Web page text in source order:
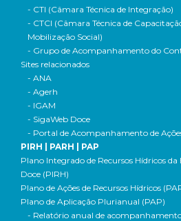
- CTI (Câmara Técnica de Integração)
- CTCI (Câmara Técnica de
Mobilização Social)
- Grupo de Acompanhamento do
Sites relacionados
- ANA
- Agerh
- IGAM
- SigaWeb Doce
- Portal de Acompanhamento de
PIRH | PARH | PAP
Plano Integrado de Recursos Hídricos
Doce (PIRH)
Plano de Ações de Recursos Hídricos
Plano de Aplicação Plurianual (PAP)
- Relatório anual de